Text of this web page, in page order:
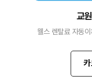
교
웰스 렌탈료 자동이